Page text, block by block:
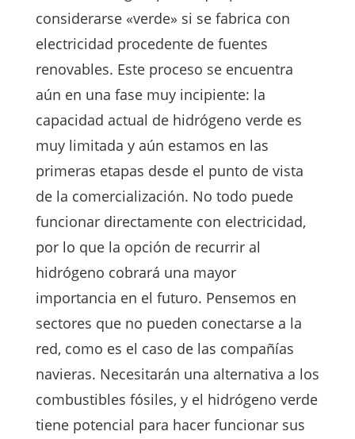
considerarse «verde» si se fabrica con
electricidad procedente de fuentes
renovables. Este proceso se encuentra
aún en una fase muy incipiente: la
capacidad actual de hidrógeno verde es
muy limitada y aún estamos en las
primeras etapas desde el punto de vista
de la comercialización. No todo puede
funcionar directamente con electricidad,
por lo que la opción de recurrir al
hidrógeno cobrará una mayor
importancia en el futuro. Pensemos en
sectores que no pueden conectarse a la
red, como es el caso de las compañías
navieras. Necesitarán una alternativa a los
combustibles fósiles, y el hidrógeno verde
tiene potencial para hacer funcionar sus